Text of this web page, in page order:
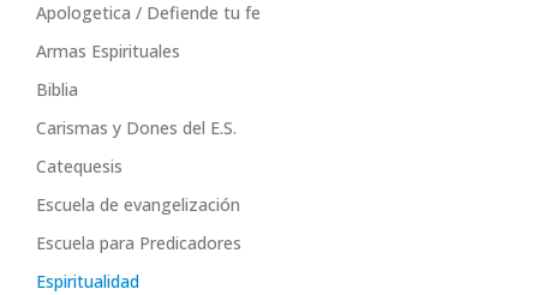
Apologetica / Defiende tu fe
Armas Espirituales
Biblia
Carismas y Dones del E.S.
Catequesis
Escuela de evangelización
Escuela para Predicadores
Espiritualidad